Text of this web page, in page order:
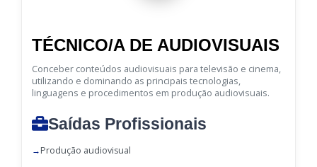
TÉCNICO/A DE AUDIOVISUAIS
Conceber conteúdos audiovisuais para televisão e cinema,
utilizando e dominando as principais tecnologias,
linguagens e procedimentos em produção audiovisuais.
Saídas Profissionais
Produção audiovisual